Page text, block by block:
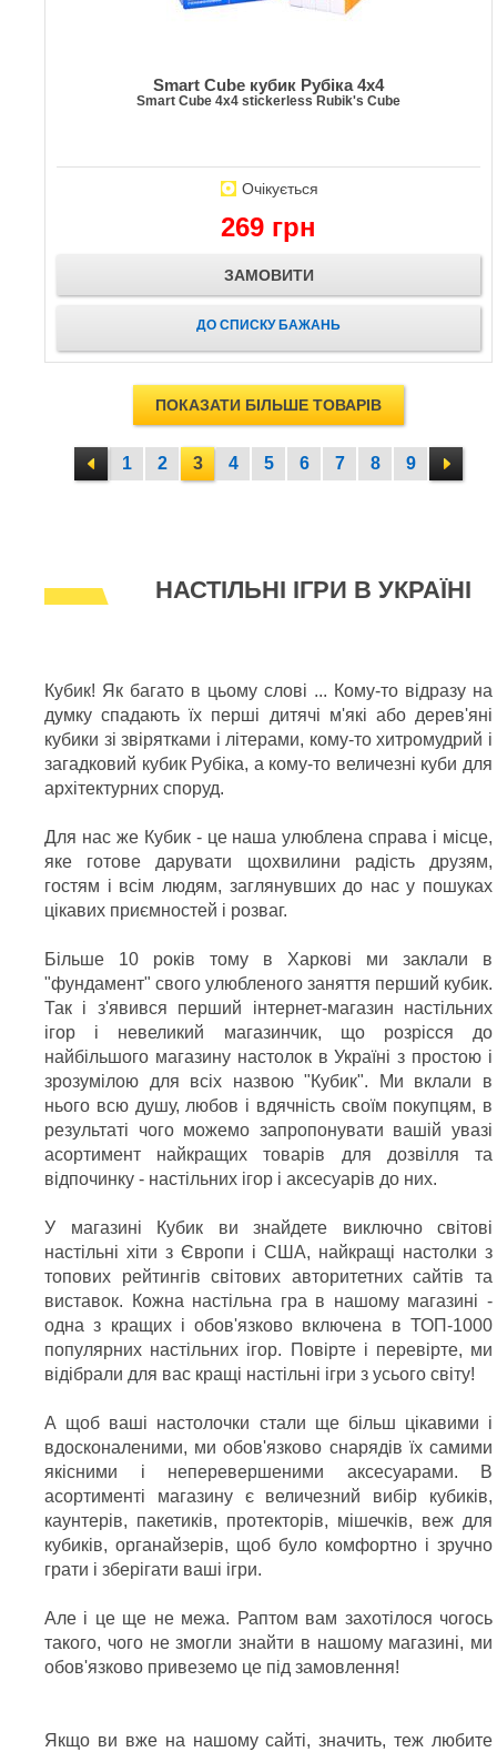
Smart Cube кубик Рубіка 4x4
Smart Cube 4x4 stickerless Rubik's Cube
Очікується
269 грн
ЗАМОВИТИ
ДО СПИСКУ БАЖАНЬ
ПОКАЗАТИ БІЛЬШЕ ТОВАРІВ
1 2 3 4 5 6 7 8 9
НАСТІЛЬНІ ІГРИ В УКРАЇНІ
Кубик! Як багато в цьому слові ... Кому-то відразу на
думку спадають їх перші дитячі м'які або дерев'яні
кубики зі звірятками і літерами, кому-то хитромудрий і
загадковий кубик Рубіка, а кому-то величезні куби для
архітектурних споруд.
Для нас же Кубик - це наша улюблена справа і місце,
яке готове дарувати щохвилини радість друзям,
гостям і всім людям, заглянувших до нас у пошуках
цікавих приємностей і розваг.
Більше 10 років тому в Харкові ми заклали в
"фундамент" свого улюбленого заняття перший кубик.
Так і з'явився перший інтернет-магазин настільних
ігор і невеликий магазинчик, що розрісся до
найбільшого магазину настолок в Україні з простою і
зрозумілою для всіх назвою "Кубик". Ми вклали в
нього всю душу, любов і вдячність своїм покупцям, в
результаті чого можемо запропонувати вашій увазі
асортимент найкращих товарів для дозвілля та
відпочинку - настільних ігор і аксесуарів до них.
У магазині Кубик ви знайдете виключно світові
настільні хіти з Європи і США, найкращі настолки з
топових рейтингів світових авторитетних сайтів та
виставок. Кожна настільна гра в нашому магазині -
одна з кращих і обов'язково включена в ТОП-1000
популярних настільних ігор. Повірте і перевірте, ми
відібрали для вас кращі настільні ігри з усього світу!
А щоб ваші настолочки стали ще більш цікавими і
вдосконаленими, ми обов'язково снарядів їх самими
якісними і неперевершеними аксесуарами. В
асортименті магазину є величезний вибір кубиків,
каунтерів, пакетиків, протекторів, мішечків, веж для
кубиків, органайзерів, щоб було комфортно і зручно
грати і зберігати ваші ігри.
Але і це ще не межа. Раптом вам захотілося чогось
такого, чого не змогли знайти в нашому магазині, ми
обов'язково привеземо це під замовлення!
Якщо ви вже на нашому сайті, значить, теж любите